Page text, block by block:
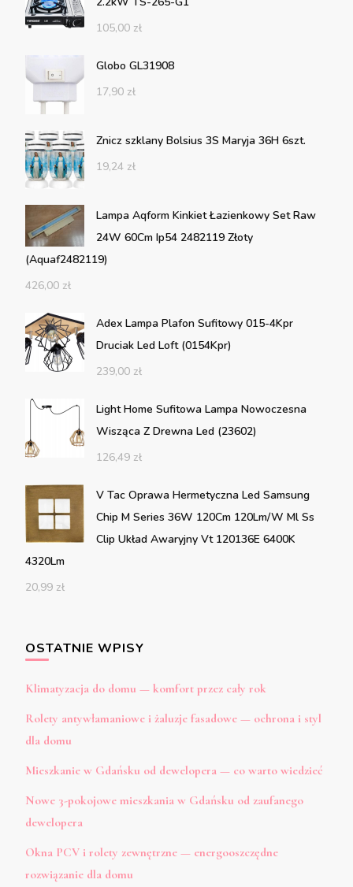
105,00 zł
Globo GL31908
17,90 zł
Znicz szklany Bolsius 3S Maryja 36H 6szt.
19,24 zł
Lampa Aqform Kinkiet Łazienkowy Set Raw
24W 60Cm Ip54 2482119 Złoty
(Aquaf2482119)
426,00 zł
Adex Lampa Plafon Sufitowy 015-4Kpr
Druciak Led Loft (0154Kpr)
239,00 zł
Light Home Sufitowa Lampa Nowoczesna
Wisząca Z Drewna Led (23602)
126,49 zł
V Tac Oprawa Hermetyczna Led Samsung
Chip M Series 36W 120Cm 120Lm/W Ml Ss
Clip Układ Awaryjny Vt 120136E 6400K
4320Lm
20,99 zł
OSTATNIE WPISY
Klimatyzacja do domu — komfort przez cały rok
Rolety antywłamaniowe i żaluzje fasadowe — ochrona i styl
dla domu
Mieszkanie w Gdańsku od dewelopera — co warto wiedzieć
Nowe 3-pokojowe mieszkania w Gdańsku od zaufanego
dewelopera
Okna PCV i rolety zewnętrzne — energooszczędne
rozwiązanie dla domu